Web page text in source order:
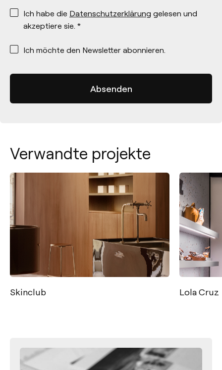
*
Ich habe die Datenschutzerklärung gelesen und
akzeptiere sie. *
*
Ich möchte den Newsletter abonnieren.
Verwandte projekte
Skinclub Lola Cruz